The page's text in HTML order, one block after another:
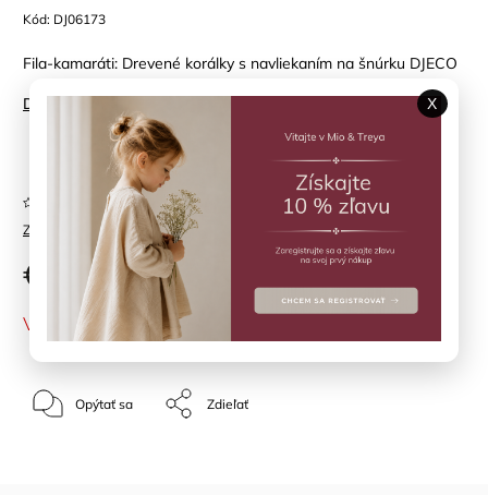
Kód: DJ06173
Fila-kamaráti: Drevené korálky s navliekaním na šnúrku DJECO
Detailné informácie
Položka bola vypredaná…
Značka: DJECO
Neohodnotené
€15,89
VYPREDANÉ
Opýtať sa Zdieľať
X